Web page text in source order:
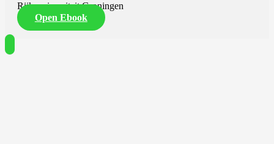
Rijksuniversiteit Groningen
Open Ebook